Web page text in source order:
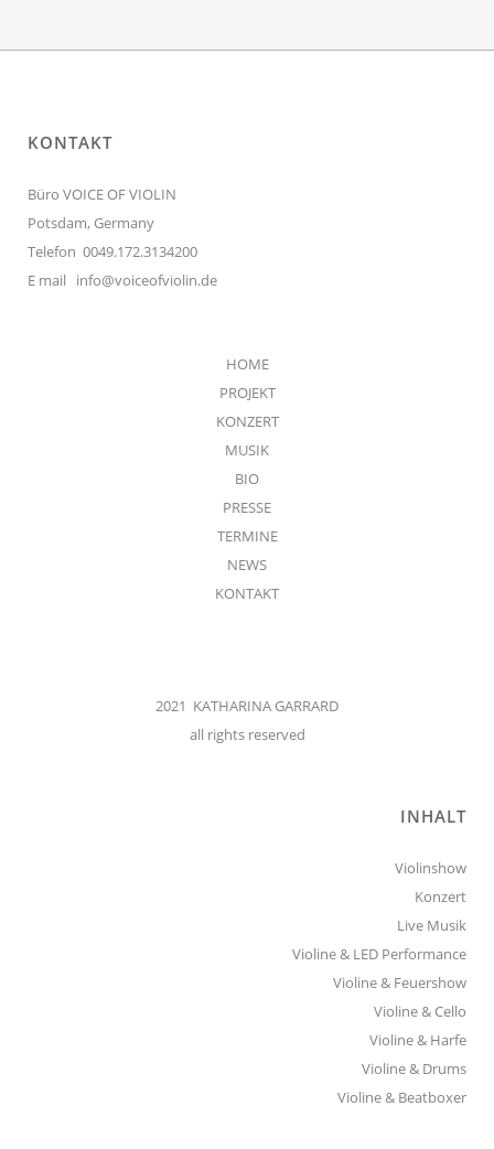
KONTAKT
Büro VOICE OF VIOLIN
Potsdam, Germany
Telefon 0049.172.3134200
E mail info@voiceofviolin.de
HOME
PROJEKT
KONZERT
MUSIK
BIO
PRESSE
TERMINE
NEWS
KONTAKT
2021 KATHARINA GARRARD
all rights reserved
INHALT
Violinshow
Konzert
Live Musik
Violine & LED Performance
Violine & Feuershow
Violine & Cello
Violine & Harfe
Violine & Drums
Violine & Beatboxer